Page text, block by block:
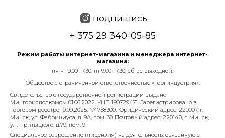
подпишись
+ 375 29 340-05-85
Режим работы интернет-магазина и менеджера интернет-
магазина:
пн-чт 9.00-17.30, пт 9.00-17.30, сб-вс выходной.
Общество с ограниченной ответственностью «Торгиндустрия».
Свидетельство о государственной регистрации выдано
Мингорисполкомом 01.06.2022. УНП 190729471. Зарегистрировано в
Торговом реестре 19.09.2025, № 758300. Юридический адрес: 220007, г.
Минск, ул. Фабрициуса, д. 9А, пом. 38 Почтовый адрес: 220140, г. Минск,
ул. Притыцкого, д.79, пом. 9
Специальное разрешение (лицензия) на деятельность, связанную с